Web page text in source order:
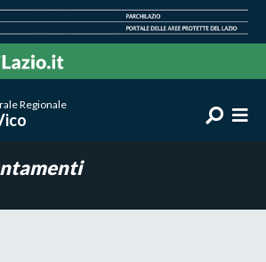
Regionale